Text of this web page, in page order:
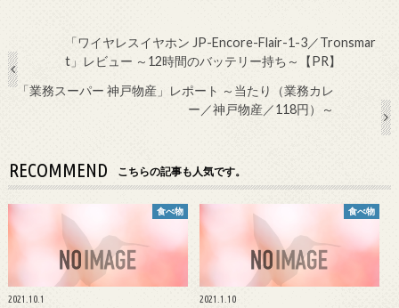
「ワイヤレスイヤホン JP-Encore-Flair-1-3／Tronsmar
t」レビュー ～12時間のバッテリー持ち～【PR】
「業務スーパー 神戸物産」レポート ～当たり（業務カレ
ー／神戸物産／118円）～
RECOMMEND こちらの記事も人気です。
食べ物
2021.10.1
食べ物
2021.1.10